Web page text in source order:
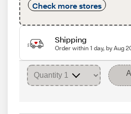
Check more stores
Shipping
Order within 1 day, by Aug